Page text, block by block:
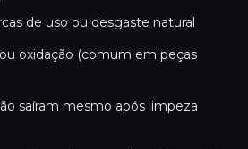
de uso ou desgaste natural
oxidação (comum em peças
saíram mesmo após limpeza